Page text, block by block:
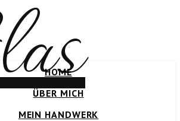
HOME
ÜBER MICH
MEIN HANDWERK